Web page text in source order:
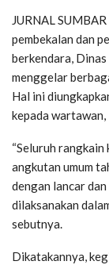
JURNAL
pembekalan dan
berkendara,
menggelar
Hal ini
kepada
“Seluruh
angkutan umum
dengan lancar
dilaksanakan
sebutnya.
Dikatakannya,